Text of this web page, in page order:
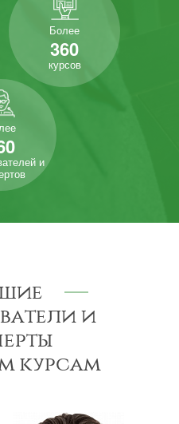
Более
360
курсов
и
и
курсам